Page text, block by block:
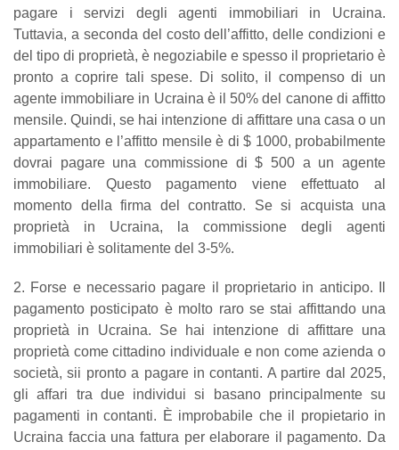
pagare i servizi degli agenti immobiliari in Ucraina.
Tuttavia, a seconda del costo dell’affitto, delle condizioni e
del tipo di proprietà, è negoziabile e spesso il proprietario è
pronto a coprire tali spese. Di solito, il compenso di un
agente immobiliare in Ucraina è il 50% del canone di affitto
mensile. Quindi, se hai intenzione di affittare una casa o un
appartamento e l’affitto mensile è di $ 1000, probabilmente
dovrai pagare una commissione di $ 500 a un agente
immobiliare. Questo pagamento viene effettuato al
momento della firma del contratto. Se si acquista una
proprietà in Ucraina, la commissione degli agenti
immobiliari è solitamente del 3-5%.
2. Forse e necessario pagare il proprietario in anticipo. Il
pagamento posticipato è molto raro se stai affittando una
proprietà in Ucraina. Se hai intenzione di affittare una
proprietà come cittadino individuale e non come azienda o
società, sii pronto a pagare in contanti. A partire dal 2025,
gli affari tra due individui si basano principalmente su
pagamenti in contanti. È improbabile che il propietario in
Ucraina faccia una fattura per elaborare il pagamento. Da